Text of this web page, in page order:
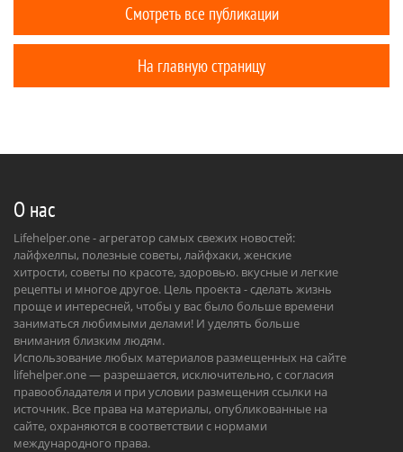
Смотреть все публикации
На главную страницу
О нас
Lifehelper.one - агрегатор самых свежих новостей:
лайфхелпы, полезные советы, лайфхаки, женские
хитрости, советы по красоте, здоровью. вкусные и легкие
рецепты и многое другое. Цель проекта - сделать жизнь
проще и интересней, чтобы у вас было больше времени
заниматься любимыми делами! И уделять больше
внимания близким людям.
Использование любых материалов размещенных на сайте
lifehelper.one — разрешается, исключительно, с согласия
правообладателя и при условии размещения ссылки на
источник. Все права на материалы, опубликованные на
сайте, охраняются в соответствии с нормами
международного права.